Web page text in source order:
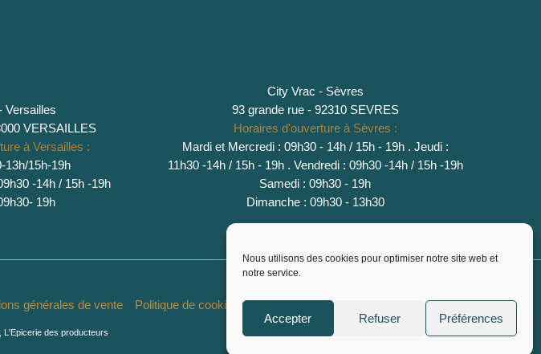
Nous utilisons des cookies pour optimiser notre site web et
notre service.
Accepter Refuser Préférences
Versailles
VERSAILLES
à Versailles :
13h/15h-19h
-14h / 15h -19h
19h
City Vrac - Sèvres
93 grande rue - 92310 SEVRES
Horaires d'ouverture à Sèvres :
Mardi et Mercredi : 09h30 - 14h / 15h - 19h . Jeudi :
11h30 -14h / 15h - 19h . Vendredi : 09h30 -14h / 15h -19h
Samedi : 09h30 - 19h
Dimanche : 09h30 - 13h30
générales de vente Politique de cookies (EU)
des producteurs